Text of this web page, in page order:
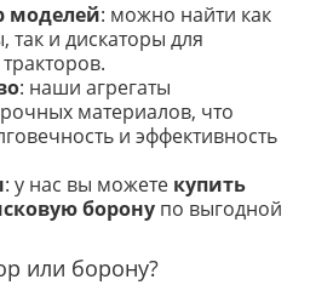
моделей: можно найти как
и дискаторы для
: наши агрегаты
материалов, что
и эффективность
: у нас вы можете купить
борону по выгодной
или борону?